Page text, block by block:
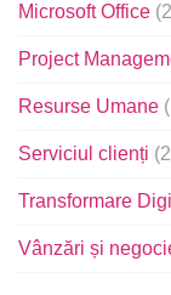
Microsoft Office
Project
Resurse Umane
Serviciul clienți
Transformare
Vânzări și